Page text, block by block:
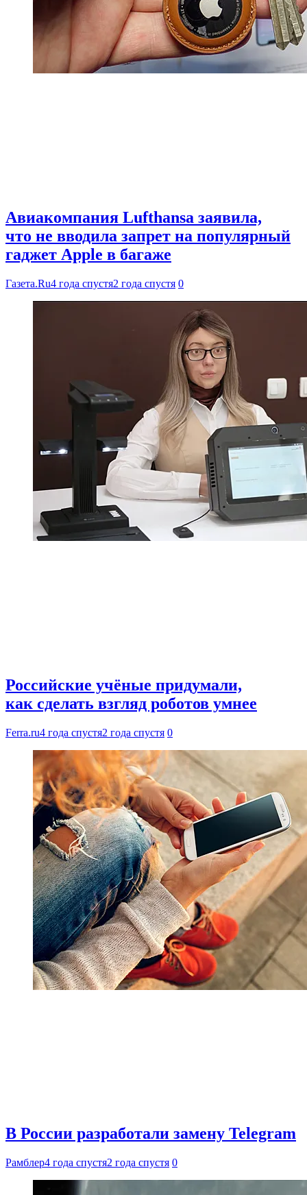
Авиакомпания Lufthansa заявила,
что не вводила запрет на популярный
гаджет Apple в багаже
Газета.Ru4 года спустя2 года спустя 0
Российские учёные придумали,
как сделать взгляд роботов умнее
Ferra.ru4 года спустя2 года спустя 0
В России разработали замену Telegram
Рамблер4 года спустя2 года спустя 0